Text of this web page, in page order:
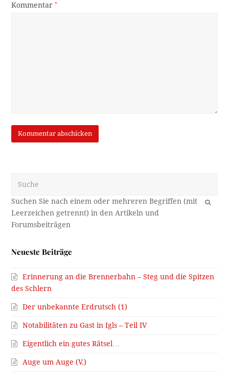
Kommentar*
OK
Neueste Beiträge
Erinnerung an die Brennerbahn – Steg und die Spitzen
des Schlern
Der unbekannte Erdrutsch (1)
Notabilitäten zu Gast in Igls – Teil IV
Eigentlich ein gutes Rätsel…
Auge um Auge (V.)